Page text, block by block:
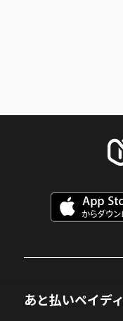
あと払いペイディ